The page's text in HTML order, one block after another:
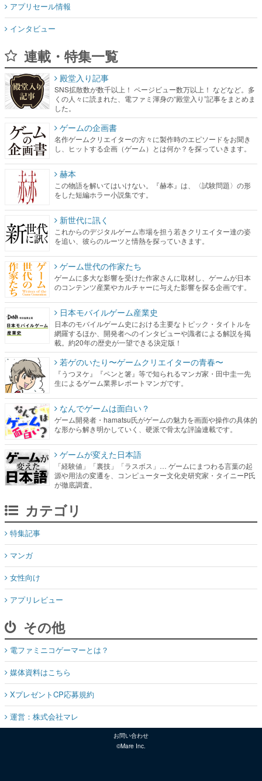
アプリセール情報
インタビュー
連載・特集一覧
殿堂入り記事
SNS拡散数が数千以上！ ページビュー数万以上！ などなど。多
くの人々に読まれた、電ファミ渾身の“殿堂入り”記事をまとめま
した。
ゲームの企画書
名作ゲームクリエイターの方々に製作時のエピソードをお聞き
し、ヒットする企画（ゲーム）とは何か？を探っていきます。
赫本
この物語を解いてはいけない。『赫本』は、〈試験問題〉の形
をした短編ホラー小説集です。
新世代に訊く
これからのデジタルゲーム市場を担う若きクリエイター達の姿
を追い、彼らのルーツと情熱を探っていきます。
ゲーム世代の作家たち
ゲームに多大な影響を受けた作家さんに取材し、ゲームが日本
のコンテンツ産業やカルチャーに与えた影響を探る企画です。
日本モバイルゲーム産業史
日本のモバイルゲーム史における主要なトピック・タイトルを
網羅するほか、開発者へのインタビューや識者による解説を掲
載。約20年の歴史が一望できる決定版！
若ゲのいたり〜ゲームクリエイターの青春〜
『うつヌケ』『ペンと箸』等で知られるマンガ家・田中圭一先
生によるゲーム業界レポートマンガです。
なんでゲームは面白い？
ゲーム開発者・hamatsu氏がゲームの魅力を画面や操作の具体的
な形から解き明かしていく、硬派で骨太な評論連載です。
ゲームが変えた日本語
「経験値」「裏技」「ラスボス」… ゲームにまつわる言葉の起
源や用法の変遷を、コンピューター文化史研究家・タイニーP氏
が徹底調査。
カテゴリ
特集記事
マンガ
女性向け
アプリレビュー
その他
電ファミニコゲーマーとは？
媒体資料はこちら
XプレゼントCP応募規約
運営：株式会社マレ
お問い合わせ
©Mare Inc.